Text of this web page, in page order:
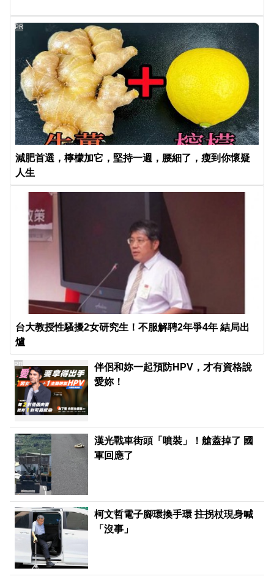
減肥首選，檸檬加它，堅持一週，腰細了，瘦到你懷疑
人生
PR
台大教授性騷擾2女研究生！不服解聘2年爭4年 結局出
爐
伴侶和妳一起預防HPV，才有資格說
愛妳！
PR
漢光戰車街頭「噴裝」！艙蓋掉了 國
軍回應了
柯文哲電子腳環換手環 拄拐杖現身喊
「沒事」